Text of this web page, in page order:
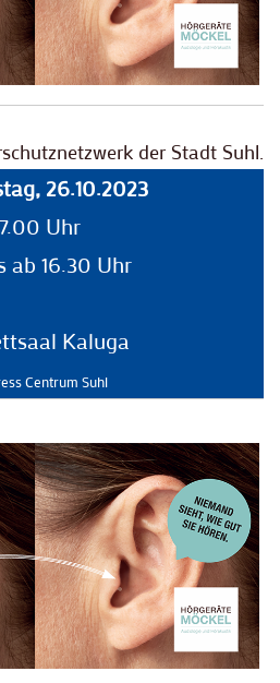
der Stadt Suhl.
26.10.2023
Uhr
ab 16.30 Uhr
Kaluga
Centrum Suhl